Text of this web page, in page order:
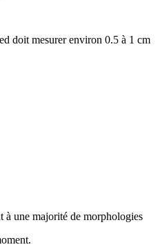
doit mesurer environ 0.5 à 1 cm
une majorité de morphologies